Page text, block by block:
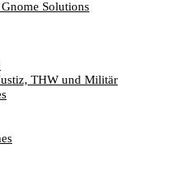
Solutions
THW und Militär